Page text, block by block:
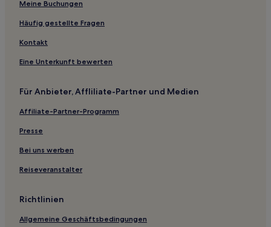
Airport
Hotels nahe Hongxingqiao-Station
Hotels nahe Anren Alte Stadt
Hotels nahe Tianfu Square
Hotels nahe Xinping Station
Gasthäuser in Chengdu
Hostels in Chengdu
Meine Buchungen
Häufig gestellte Fragen
Kontakt
Eine Unterkunft bewerten
Für Anbieter, Affliliate-Partner und Medien
Affiliate-Partner-Programm
Presse
Bei uns werben
Reiseveranstalter
Richtlinien
Allgemeine Geschäftsbedingungen